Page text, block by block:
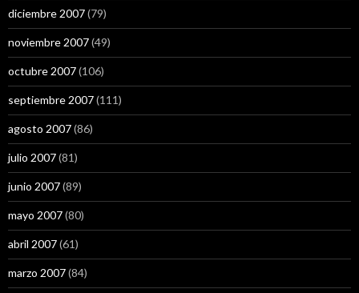
diciembre 2007(79)
noviembre 2007(49)
octubre 2007(106)
septiembre 2007(111)
agosto 2007(86)
julio 2007(81)
junio 2007(89)
mayo 2007(80)
abril 2007(61)
marzo 2007(84)